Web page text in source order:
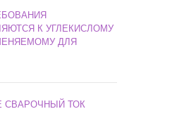
К УГЛЕКИСЛОМУ
ДЛЯ
СВАРОЧНЫЙ ТОК